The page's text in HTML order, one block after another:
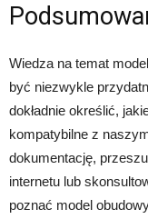
Wiedza na temat
być niezwykle
dokładnie określić,
kompatybilne z
dokumentację,
internetu lub
poznać model